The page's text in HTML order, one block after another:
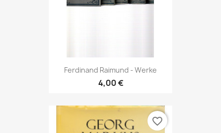
Ferdinand Raimund - Werke
4,00 €
favorite_border